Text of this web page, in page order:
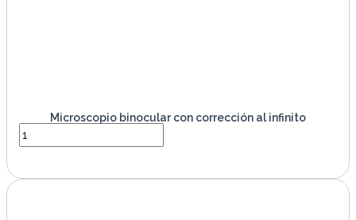
Microscopio binocular con corrección al infinito